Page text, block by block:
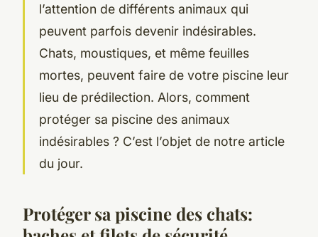
l’attention de différents animaux qui
peuvent parfois devenir indésirables.
Chats, moustiques, et même feuilles
mortes, peuvent faire de votre piscine leur
lieu de prédilection. Alors, comment
protéger sa piscine des animaux
indésirables ? C’est l’objet de notre article
du jour.
Protéger sa piscine des chats: